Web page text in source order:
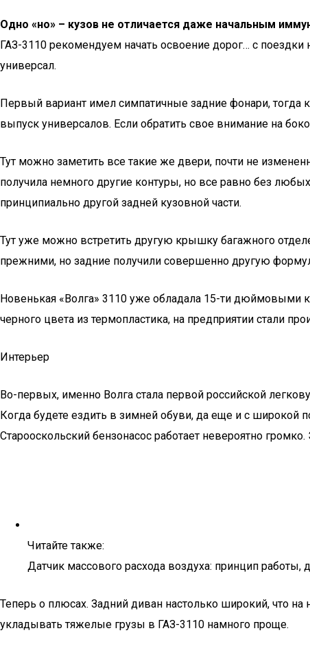
Одно «но» – кузов не отличается даже начальным
ГАЗ-3110 рекомендуем начать освоение дорог… с
универсал.
Первый вариант имел симпатичные задние фонари, тогда
выпуск универсалов. Если обратить свое внимание на
Тут можно заметить все такие же двери, почти не
получила немного другие контуры, но все равно без
принципиально другой задней кузовной части.
Тут уже можно встретить другую крышку багажного
прежними, но задние получили совершенно другую
Новенькая «Волга» 3110 уже обладала 15-ти дюймовыми
черного цвета из термопластика, на предприятии стали
Интерьер
Во-первых, именно Волга стала первой российской
Когда будете ездить в зимней обуви, да еще и с широкой
Старооскольский бензонасос работает невероятно
Читайте также:
Датчик массового расхода воздуха: принцип работы,
Теперь о плюсах. Задний диван настолько широкий, что
укладывать тяжелые грузы в ГАЗ-3110 намного проще.